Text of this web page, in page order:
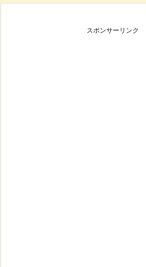
スポンサーリンク